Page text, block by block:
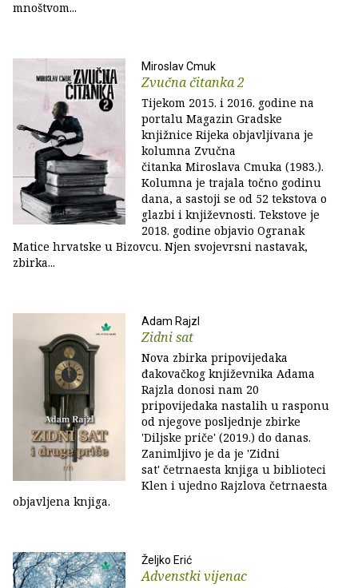
mnoštvom...
Miroslav Cmuk
Zvučna čitanka 2
Tijekom 2015. i 2016. godine na
portalu Magazin Gradske
knjižnice Rijeka objavljivana je
kolumna Zvučna
čitanka Miroslava Cmuka (1983.).
Kolumna je trajala točno godinu
dana, a sastoji se od 52 tekstova o
glazbi i književnosti. Tekstove je
2018. godine objavio Ogranak
Matice hrvatske u Bizovcu. Njen svojevrsni nastavak,
zbirka...
Adam Rajzl
Zidni sat
Nova zbirka pripovijedaka
đakovačkog književnika Adama
Rajzla donosi nam 20
pripovijedaka nastalih u rasponu
od njegove posljednje zbirke
'Diljske priče' (2019.) do danas.
Zanimljivo je da je 'Zidni
sat' četrnaesta knjiga u biblioteci
Klen i ujedno Rajzlova četrnaesta
objavljena knjiga.
Željko Erić
Advenstki vijenac